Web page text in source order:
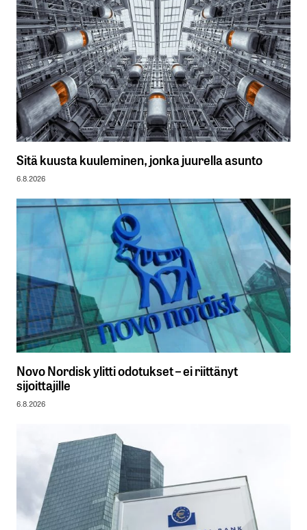
Sitä kuusta kuuleminen, jonka juurella asunto
6.8.2026
Novo Nordisk ylitti odotukset – ei riittänyt
sijoittajille
6.8.2026